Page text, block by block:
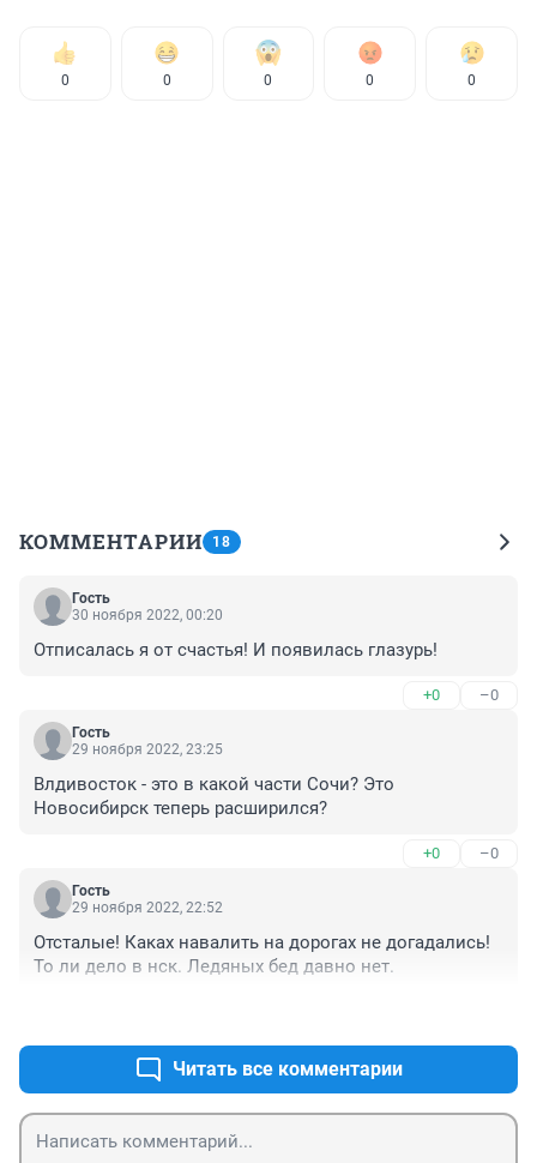
0 0 0 0 0
КОММЕНТАРИИ 18
Гость
30 ноября 2022, 00:20
Отписалась я от счастья! И появилась глазурь!
+0 –0
Гость
29 ноября 2022, 23:25
Влдивосток - это в какой части Сочи? Это
Новосибирск теперь расширился?
+0 –0
Гость
29 ноября 2022, 22:52
Отсталые! Каках навалить на дорогах не догадались!
То ли дело в нск. Ледяных бед давно нет.
Читать все комментарии